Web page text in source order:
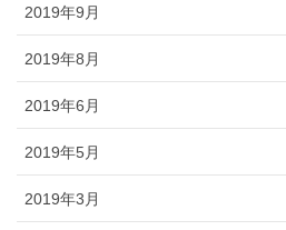
2019年9月
2019年8月
2019年6月
2019年5月
2019年3月